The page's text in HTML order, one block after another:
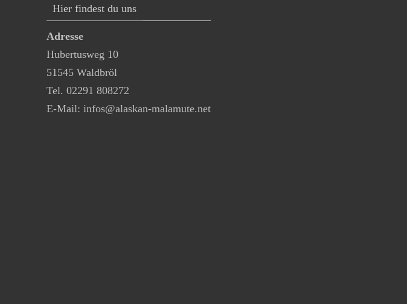
Hier findest du uns
Adresse
Hubertusweg 10
51545 Waldbröl
Tel. 02291 808272
E-Mail: infos@alaskan-malamute.net